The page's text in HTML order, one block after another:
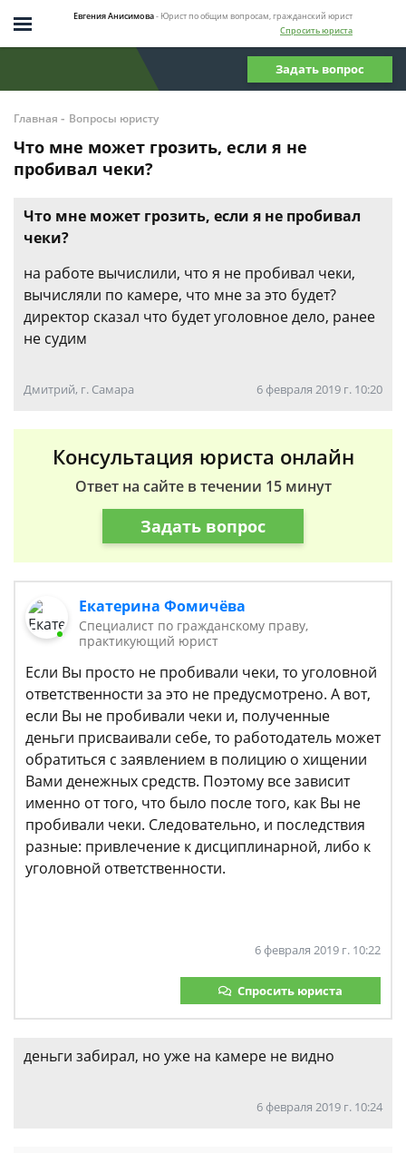
Евгения Анисимова- Юрист по общим вопросам, гражданский юрист
Спросить юриста
Задать вопрос
Главная - Вопросы юристу
Что мне может грозить, если я не
пробивал чеки?
Что мне может грозить, если я не пробивал
чеки?
на работе вычислили, что я не пробивал чеки,
вычисляли по камере, что мне за это будет?
директор сказал что будет уголовное дело, ранее
не судим
Дмитрий, г. Самара 6 февраля 2019 г. 10:20
Консультация юриста онлайн
Ответ на сайте в течении 15 минут
Задать вопрос
Екатерина Фомичёва
Специалист по гражданскому праву,
практикующий юрист
Если Вы просто не пробивали чеки, то уголовной
ответственности за это не предусмотрено. А вот,
если Вы не пробивали чеки и, полученные
деньги присваивали себе, то работодатель может
обратиться с заявлением в полицию о хищении
Вами денежных средств. Поэтому все зависит
именно от того, что было после того, как Вы не
пробивали чеки. Следовательно, и последствия
разные: привлечение к дисциплинарной, либо к
уголовной ответственности.
6 февраля 2019 г. 10:22
Спросить юриста
деньги забирал, но уже на камере не видно
6 февраля 2019 г. 10:24